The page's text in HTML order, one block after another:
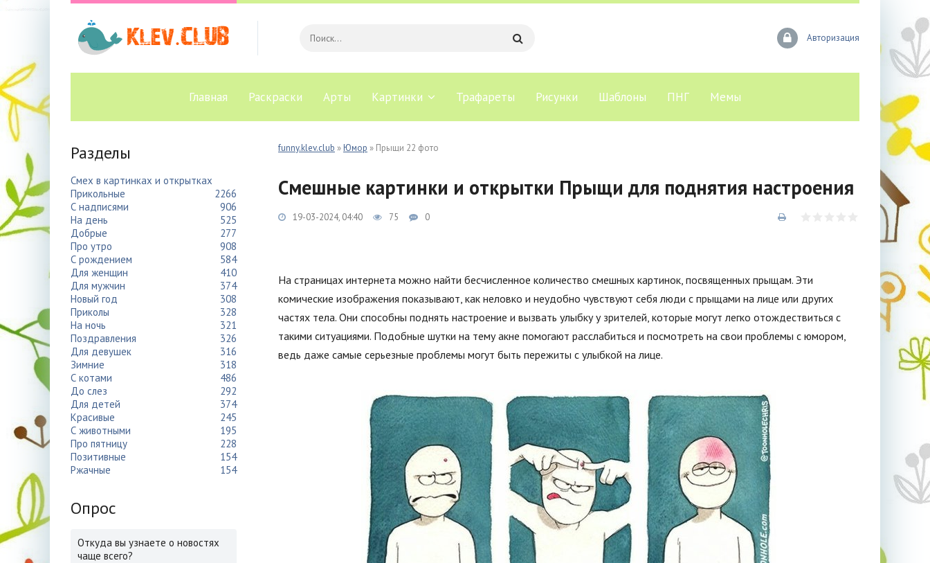
Авторизация
Главная Раскраски Арты Картинки Трафареты Рисунки Шаблоны ПНГ Мемы
funny.klev.club »Юмор » Прыщи 22 фото
Смешные картинки и открытки Прыщи для поднятия настроения
19-03-2024, 04:40 75 0
На страницах интернета можно найти бесчисленное количество смешных картинок, посвященных прыщам. Эти
комические изображения показывают, как неловко и неудобно чувствуют себя люди с прыщами на лице или других
частях тела. Они способны поднять настроение и вызвать улыбку у зрителей, которые могут легко отождествиться с
такими ситуациями. Подобные шутки на тему акне помогают расслабиться и посмотреть на свои проблемы с юмором,
ведь даже самые серьезные проблемы могут быть пережиты с улыбкой на лице.
Разделы
Смех в картинках и открытках
Прикольные
2266
С надписями
906
На день
525
Добрые
277
Про утро
908
С рождением
584
Для женщин
410
Для мужчин
374
Новый год
308
Приколы
328
На ночь
321
Поздравления
326
Для девушек
316
Зимние
318
С котами
486
До слез
292
Для детей
374
Красивые
245
С животными
195
Про пятницу
228
Позитивные
154
Ржачные
154
Опрос
Откуда вы узнаете о новостях
чаще всего?